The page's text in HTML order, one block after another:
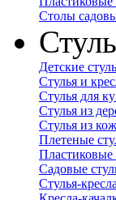
Столы
Детские
Стулья и
Стулья для
Стулья из
Стулья из
Плетеные
Пластиковые
Садовые
Стулья-